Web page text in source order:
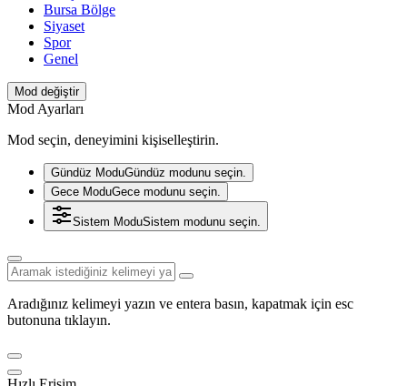
Bursa Bölge
Siyaset
Spor
Genel
Mod değiştir
Mod Ayarları
Mod seçin, deneyimini kişiselleştirin.
Gündüz ModuGündüz modunu seçin.
Gece ModuGece modunu seçin.
Sistem ModuSistem modunu seçin.
Aradığınız kelimeyi yazın ve entera basın, kapatmak için esc
butonuna tıklayın.